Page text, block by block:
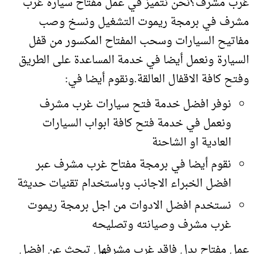
مشرف في برمجة ريموت التشغيل ونسخ وصب
مفاتيح السيارات وسحب المفتاح المكسور من قفل
السيارة ونعمل أيضا في خدمة المساعدة على الطريق
وفتح كافة الاقفال العالقة.ونقوم أيضا في:
نوفر افضل خدمة فتح سيارات غرب مشرف
ونعمل في خدمة فتح كافة ابواب السيارات
العادية او الشاحنة
نقوم أيضا في برمجة مفتاح غرب مشرف عبر
افضل الخبراء الاجانب وباستخدام تقنيات حديثة
نستخدم افضل الادوات من اجل برمجة ريموت
غرب مشرف وصيانته وتصليحه